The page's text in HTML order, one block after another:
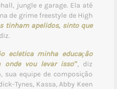
jungle e garage. Ela até
de grime freestyle de High
tinham apelidos, sinto que
eclética minha educação
vou levar isso”, diz
sua equipe de composição
Tynes, Kassa, Abby Keen